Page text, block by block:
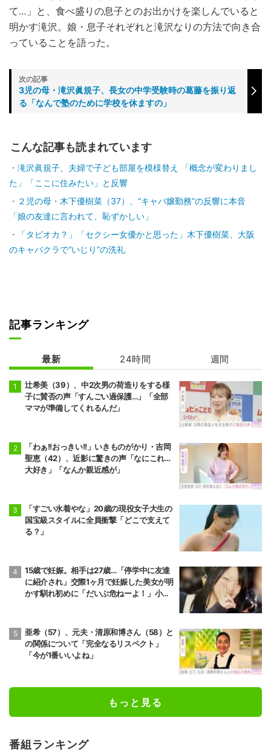
て…」と、食べ盛りの息子とのお出かけを楽しんでいると
明かす滝沢。娘・息子それぞれと滝沢なりの方法で向き合
っていることを語った。
3児の母・滝沢眞規子、長女の中学受験時の葛藤を振り返
る「なんで塾のために学校を休ますの」
こんな記事も読まれています
滝沢眞規子、夫婦で子ども部屋を模様替え 「概念が変わりまし
た」「ここに住みたい」と反響
２児の母・木下優樹菜（37）、“キャバ嬢勤務”の反響に本音
「娘の友達に言われて、恥ずかしい」
「タピオカ？」「セクシー女優かと思った」木下優樹菜、大阪
のキャバクラで“いじり”の洗礼
記事ランキング
最新 24時間 週間
辻希美（39）、中2次男の荷造りをする様
子に賛否の声「すんごい過保護…」「全部
ママが準備してくれるんだ」
「わぁ!!おっきい!!」いきものがかり・吉岡
聖恵（42）、近影に驚きの声「なにこれ…
大好き」「なんか親近感が」
「すごい水着やな」20歳の現役女子大生の
国宝級スタイルに全員衝撃「どこで支えて
る？」
15歳で妊娠。相手は27歳…「停学中に友達
に紹介され」交際1ヶ月で妊娠した美女が明
かす馴れ初めに「だいぶ危ねーよ！」小森
亜希（57）、元夫・清原和博さん（58）と
の関係について「完全なるリスペクト」
「今が1番いいよね」
もっと見る
番組ランキング